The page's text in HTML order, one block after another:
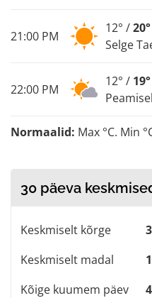
21:00 PM
12° /20°
Selge
22:00 PM
12° / 19°
Normaalid: Max °C. Min
30 päeva
Keskmiselt kõrge
Keskmiselt madal
Kõige kuumem päev